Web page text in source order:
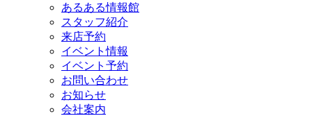
あるある情報館
スタッフ紹介
来店予約
イベント情報
イベント予約
お問い合わせ
お知らせ
会社案内